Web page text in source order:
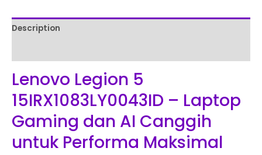
Description
Lenovo Legion 5
15IRX1083LY0043ID – Laptop
Gaming dan AI Canggih
untuk Performa Maksimal